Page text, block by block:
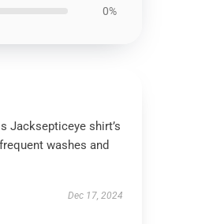
0%
Jacksepticeye shirt’s
washes and
Dec 17, 2024